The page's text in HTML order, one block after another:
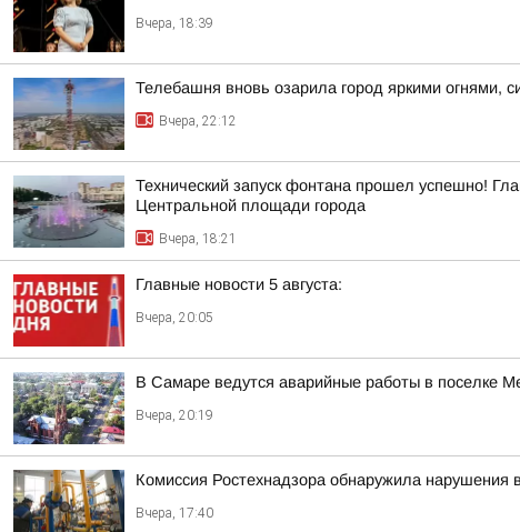
Вчера, 18:39
Телебашня вновь озарила город яркими огнями,
Вчера, 22:12
Технический запуск фонтана прошел успешно!
Центральной площади города
Вчера, 18:21
Главные новости 5 августа:
Вчера, 20:05
В Самаре ведутся аварийные работы в поселке
Вчера, 20:19
Комиссия Ростехнадзора обнаружила
Вчера, 17:40